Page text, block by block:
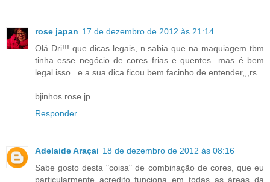
rose japan 17 de dezembro de 2012 às 21:14
Olá Dri!!! que dicas legais, n sabia que na maquiagem tbm
tinha esse negócio de cores frias e quentes...mas é bem
legal isso...e a sua dica ficou bem facinho de entender,,,rs
bjinhos rose jp
Responder
Adelaide Araçai 18 de dezembro de 2012 às 08:16
Sabe gosto desta "coisa" de combinação de cores, que eu
particularmente acredito funciona em todas as áreas da